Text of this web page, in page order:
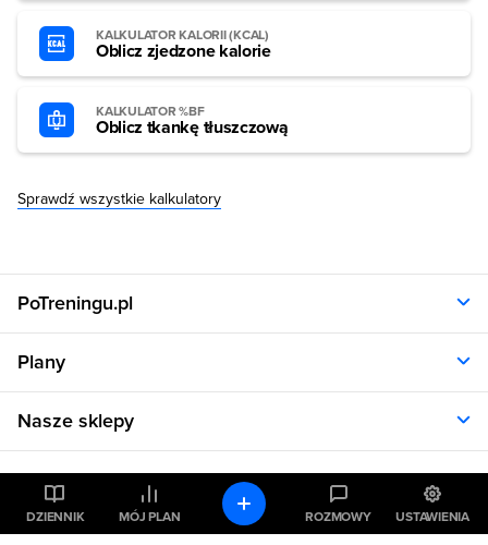
DZIENNIK MÓJ PLAN ROZMOWY USTAWIENIA
KALKULATOR KALORII (KCAL)
Oblicz zjedzone kalorie
KALKULATOR %BF
Oblicz tkankę tłuszczową
Sprawdź wszystkie kalkulatory
PoTreningu.pl
Polityka prywatności
Regulamin
RODO
Aplikacja
Dane kontaktowe
Plany
Plany dla kobiet
Plany dla mężczyzn
Plany dietetyczne
Plany treningowe
Cennik
Nasze sklepy
Allnutrition.pl
Allnutrition.cz
Kalkulatory
Kalkulator BMI
Pomoc